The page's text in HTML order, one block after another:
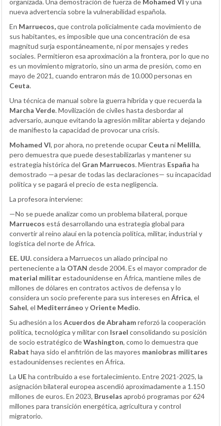
organizada. Una demostración de fuerza de Mohamed VI y una
nueva advertencia sobre la vulnerabilidad española.
En Marruecos,que controla policialmente cada movimiento de
sus habitantes, es imposible que una concentración de esa
magnitud surja espontáneamente, ni por mensajes y redes
sociales. Permitieron esa aproximación a la frontera, por lo que no
es un movimiento migratorio, sino un arma de presión, como en
mayo de 2021, cuando entraron más de 10.000 personas en
Ceuta.
Una técnica de manual sobre la guerra híbrida y que recuerda la
Marcha Verde. Movilización de civiles hasta desbordar al
adversario, aunque evitando la agresión militar abierta y dejando
de manifiesto la capacidad de provocar una crisis.
Mohamed VI, por ahora, no pretende ocupar Ceuta ni Melilla,
pero demuestra que puede desestabilizarlas y mantener su
estrategia histórica del Gran Marruecos. Mientras España ha
demostrado —a pesar de todas las declaraciones— su incapacidad
política y se pagará el precio de esta negligencia.
La profesora interviene:
—No se puede analizar como un problema bilateral, porque
Marruecos está desarrollando una estrategia global para
convertir al reino alauí en la potencia política, militar, industrial y
logística del norte de África.
EE. UU.considera a Marruecos un aliado principal no
perteneciente a la OTAN desde 2004. Es el mayor comprador de
material militarestadounidense en África, mantiene miles de
millones de dólares en contratos activos de defensa y lo
considera un socio preferente para sus intereses en África, el
Sahel, el Mediterráneo y Oriente Medio.
Su adhesión a los Acuerdos de Abrahamreforzó la cooperación
política, tecnológica y militar con Israel consolidando su posición
de socio estratégico deWashington, como lo demuestra que
Rabat haya sido el anfitrión de las mayores maniobras militares
estadounidenses recientes en África.
La UEha contribuido a ese fortalecimiento. Entre 2021-2025, la
asignación bilateral europea ascendió aproximadamente a 1.150
millones de euros. En 2023, Bruselas aprobó programas por 624
millones para transición energética, agricultura y control
migratorio.